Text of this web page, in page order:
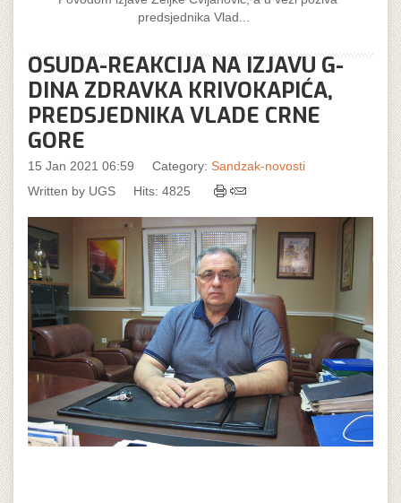
predsjednika Vlad...
OSUDA-REAKCIJA NA IZJAVU G-
DINA ZDRAVKA KRIVOKAPIĆA,
PREDSJEDNIKA VLADE CRNE
GORE
15 Jan 2021 06:59 Category: Sandzak-novosti
Written by UGS
Hits: 4825